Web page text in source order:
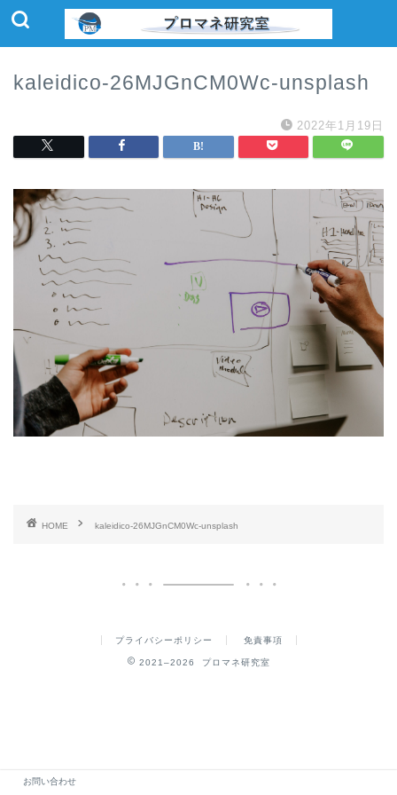
kaleidico-26MJGnCM0Wc-unsplash
2022年1月19日
HOME kaleidico-26MJGnCM0Wc-unsplash
プライバシーポリシー 免責事項
2021–2026 プロマネ研究室
お問い合わせ